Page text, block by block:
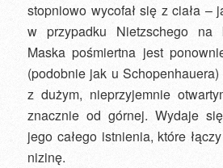
stopniowo wycofał się z ciała –
w przypadku Nietzschego na
Maska pośmiertna jest
(podobnie jak u
z dużym, nieprzyjemnie
znacznie od górnej. Wydaje
jego całego istnienia, które
nizinę.